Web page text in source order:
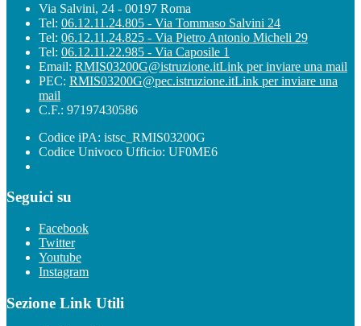
Via Salvini, 24 - 00197 Roma
Tel: 06.12.11.24.805 - Via Tommaso Salvini 24
Tel: 06.12.11.24.825 - Via Pietro Antonio Micheli 29
Tel: 06.12.11.22.985 - Via Caposile 1
Email: RMIS03200G@istruzione.itLink per inviare una mail
PEC: RMIS03200G@pec.istruzione.itLink per inviare una
mail
C.F.: 97197430586
Codice iPA: istsc_RMIS03200G
Codice Univoco Ufficio: UF0ME6
Seguici su
Facebook
Twitter
Youtube
Instagram
Sezione Link Utili